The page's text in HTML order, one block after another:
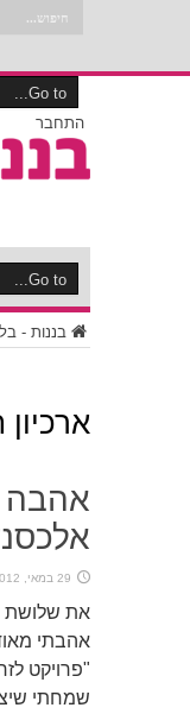
התחבר
בננות -
אהבה
29 במאי, 2012 | 5:26
את שלושת
אהבתי
"פרויקט
שמחתי